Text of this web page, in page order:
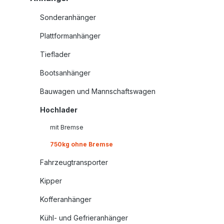
Sonderanhänger
Plattformanhänger
Tieflader
Bootsanhänger
Bauwagen und Mannschaftswagen
Hochlader
mit Bremse
750kg ohne Bremse
Fahrzeugtransporter
Kipper
Kofferanhänger
Kühl- und Gefrieranhänger